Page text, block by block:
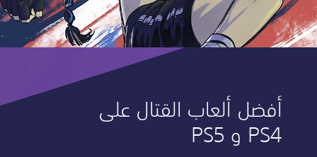
أفضل ألعاب القتال على
PS4 و PS5